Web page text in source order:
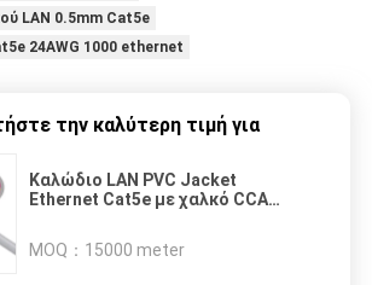
LAN 0.5mm Cat5e
24AWG 1000 ethernet
την καλύτερη τιμή για
Καλώδιο LAN PVC Jacket
Ethernet Cat5e με χαλκό CCA
MOQ： 15000 meter